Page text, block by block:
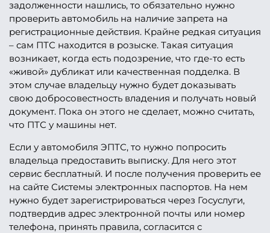
задолженности нашлись, то обязательно нужно
проверить автомобиль на наличие запрета на
регистрационные действия. Крайне редкая ситуация
– сам ПТС находится в розыске. Такая ситуация
возникает, когда есть подозрение, что где-то есть
«живой» дубликат или качественная подделка. В
этом случае владельцу нужно будет доказывать
свою добросовестность владения и получать новый
документ. Пока он этого не сделает, можно считать,
что ПТС у машины нет.
Если у автомобиля ЭПТС, то нужно попросить
владельца предоставить выписку. Для него этот
сервис бесплатный. И после получения проверить ее
на сайте Системы электронных паспортов. На нем
нужно будет зарегистрироваться через Госуслуги,
подтвердив адрес электронной почты или номер
телефона, принять правила, согласится с